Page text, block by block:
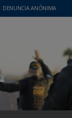
DENUNCIA ANÔNIMA